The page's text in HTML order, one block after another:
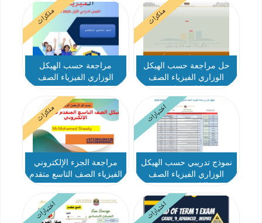
مذكرات
حل مراجعة حسب الهيكل
الوزاري الفيزياء الصف
مذكرات
مراجعة حسب الهيكل
الوزاري الفيزياء الصف
اختبارات
نموذج تدريبي حسب الهيكل
الوزاري الفيزياء الصف
مذكرات
مراجعة الجزء الإلكتروني
الفيزياء الصف التاسع متقدم
اختبارات اختبارات